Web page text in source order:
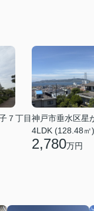
７丁目神戸市垂水区星
4LDK (128.48㎡)
2,780万円